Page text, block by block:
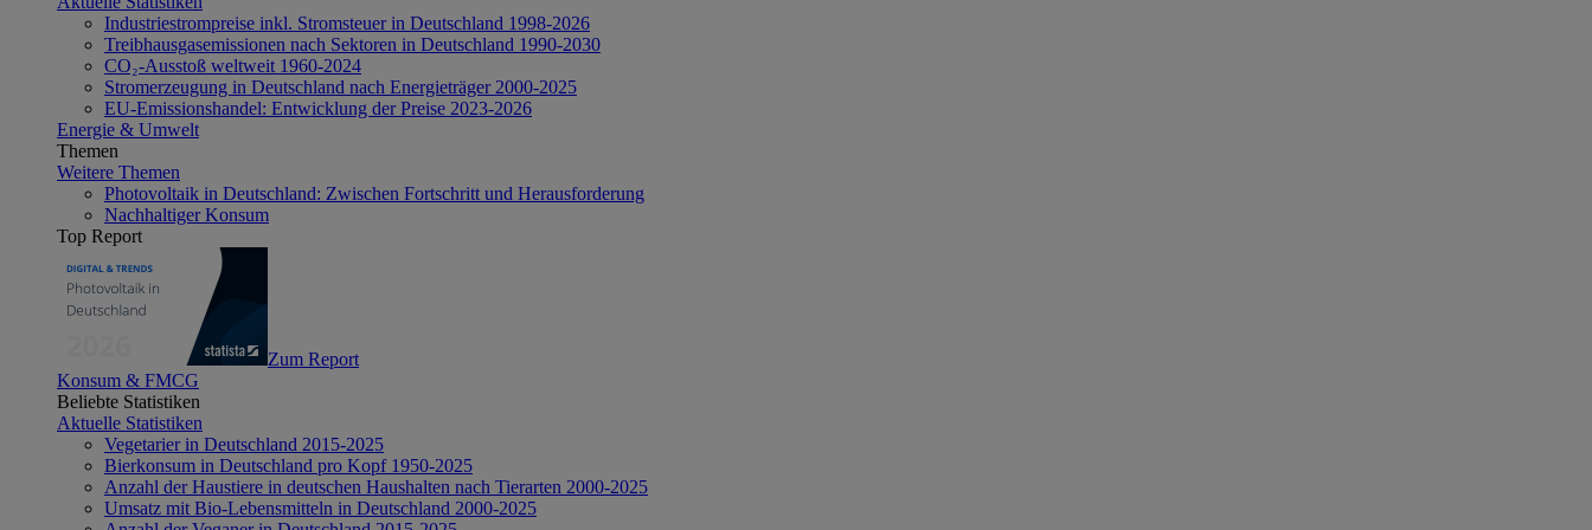
Industriestrompreise inkl. Stromsteuer in Deutschland 1998-2026
Treibhausgasemissionen nach Sektoren in Deutschland 1990-2030
CO₂-Ausstoß weltweit 1960-2024
Stromerzeugung in Deutschland nach Energieträger 2000-2025
EU-Emissionshandel: Entwicklung der Preise 2023-2026
Energie & Umwelt
Themen
Weitere Themen
Photovoltaik in Deutschland: Zwischen Fortschritt und Herausforderung
Nachhaltiger Konsum
Top Report
Zum Report
Konsum & FMCG
Beliebte Statistiken
Aktuelle Statistiken
Vegetarier in Deutschland 2015-2025
Bierkonsum in Deutschland pro Kopf 1950-2025
Anzahl der Haustiere in deutschen Haushalten nach Tierarten 2000-2025
Umsatz mit Bio-Lebensmitteln in Deutschland 2000-2025